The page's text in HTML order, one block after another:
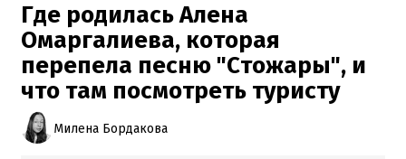
Где родилась Алена
Омаргалиева, которая
перепела песню "Стожары", и
что там посмотреть туристу
Милена Бордакова